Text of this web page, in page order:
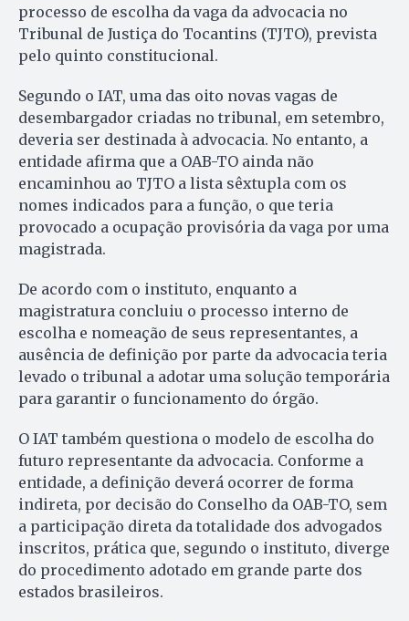
processo de escolha da vaga da advocacia no
Tribunal de Justiça do Tocantins (TJTO), prevista
pelo quinto constitucional.
Segundo o IAT, uma das oito novas vagas de
desembargador criadas no tribunal, em setembro,
deveria ser destinada à advocacia. No entanto, a
entidade afirma que a OAB-TO ainda não
encaminhou ao TJTO a lista sêxtupla com os
nomes indicados para a função, o que teria
provocado a ocupação provisória da vaga por uma
magistrada.
De acordo com o instituto, enquanto a
magistratura concluiu o processo interno de
escolha e nomeação de seus representantes, a
ausência de definição por parte da advocacia teria
levado o tribunal a adotar uma solução temporária
para garantir o funcionamento do órgão.
O IAT também questiona o modelo de escolha do
futuro representante da advocacia. Conforme a
entidade, a definição deverá ocorrer de forma
indireta, por decisão do Conselho da OAB-TO, sem
a participação direta da totalidade dos advogados
inscritos, prática que, segundo o instituto, diverge
do procedimento adotado em grande parte dos
estados brasileiros.